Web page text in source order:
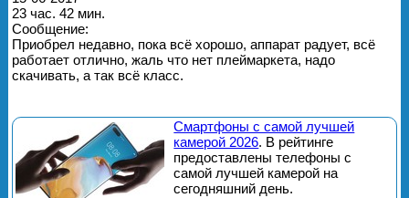
23 час. 42 мин.
Сообщение:
Приобрел недавно, пока всё хорошо, аппарат радует, всё
работает отлично, жаль что нет плеймаркета, надо
скачивать, а так всё класс.
Смартфоны с самой лучшей
камерой 2026. В рейтинге
предоставлены телефоны с
самой лучшей камерой на
сегодняшний день.